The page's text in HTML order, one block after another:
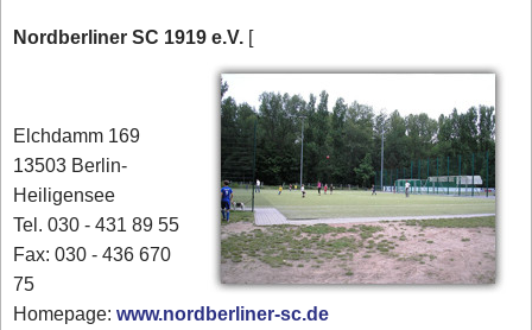
Nordberliner SC 1919 e.V. [
Elchdamm 169
13503 Berlin-
Heiligensee
Tel. 030 - 431 89 55
Fax: 030 - 436 670
75
Homepage:www.nordberliner-sc.de